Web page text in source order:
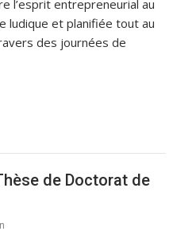
l’esprit entrepreneurial au
ludique et planifiée tout au
des journées de
de Doctorat de